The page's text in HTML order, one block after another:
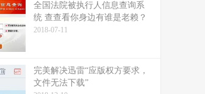
全国法院被执行人信息查询系
统 查查看你身边有谁是老赖？
2018-07-11
完美解决迅雷“应版权方要求，
文件无法下载”